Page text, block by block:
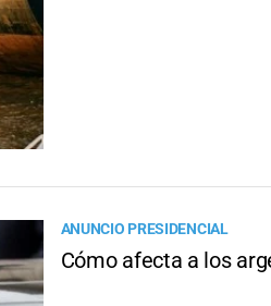
ANUNCIO PRESIDENCIAL
Cómo afecta a los